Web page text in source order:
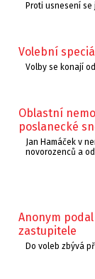
Proti usnesení
Volební
Volby se konají
Oblastní
poslanecké
Jan Hamáček v
novorozenců a
Anonym
zastupitele
Do voleb zbývá